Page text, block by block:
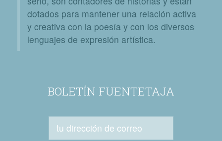
dotados para mantener una relación activa
y creativa con la poesía y con los diversos
lenguajes de expresión artística.
BOLETÍN FUENTETAJA